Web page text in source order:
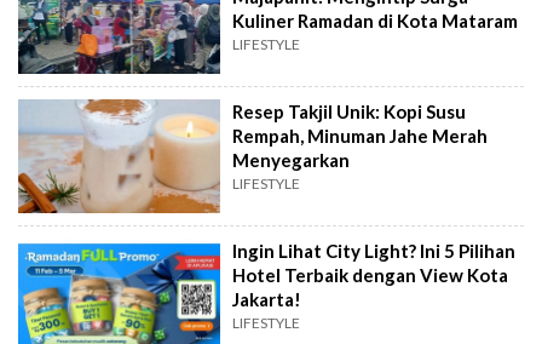
Kuliner Ramadan di Kota Mataram
LIFESTYLE
Resep Takjil Unik: Kopi Susu
Rempah, Minuman Jahe Merah
Menyegarkan
LIFESTYLE
Ingin Lihat City Light? Ini 5 Pilihan
Hotel Terbaik dengan View Kota
Jakarta!
LIFESTYLE